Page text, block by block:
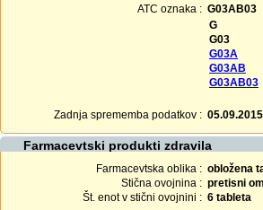
ATC oznaka : G03AB03
G
G03
G03A
G03AB
G03AB03
Zadnja sprememba podatkov : 05.09.2015
Farmacevtski produkti zdravila
Farmacevtska oblika : obložena
Stična ovojnina : pretisni
Št. enot v stični ovojnini : 6 tableta